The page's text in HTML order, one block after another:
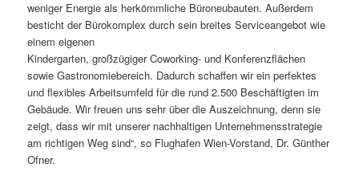
weniger Energie als herkömmliche Büroneubauten. Außerdem
besticht der Bürokomplex durch sein breites Serviceangebot wie
einem eigenen
Kindergarten, großzügiger Coworking- und Konferenzflächen
sowie Gastronomiebereich. Dadurch schaffen wir ein perfektes
und flexibles Arbeitsumfeld für die rund 2.500 Beschäftigten im
Gebäude. Wir freuen uns sehr über die Auszeichnung, denn sie
zeigt, dass wir mit unserer nachhaltigen Unternehmensstrategie
am richtigen Weg sind“, so Flughafen Wien-Vorstand, Dr. Günther
Ofner.